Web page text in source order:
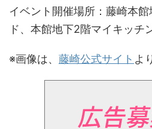
イベント開催場所：藤崎本
ド、本館地下2階マイキッチ
※画像は、 藤崎公式サイト よ